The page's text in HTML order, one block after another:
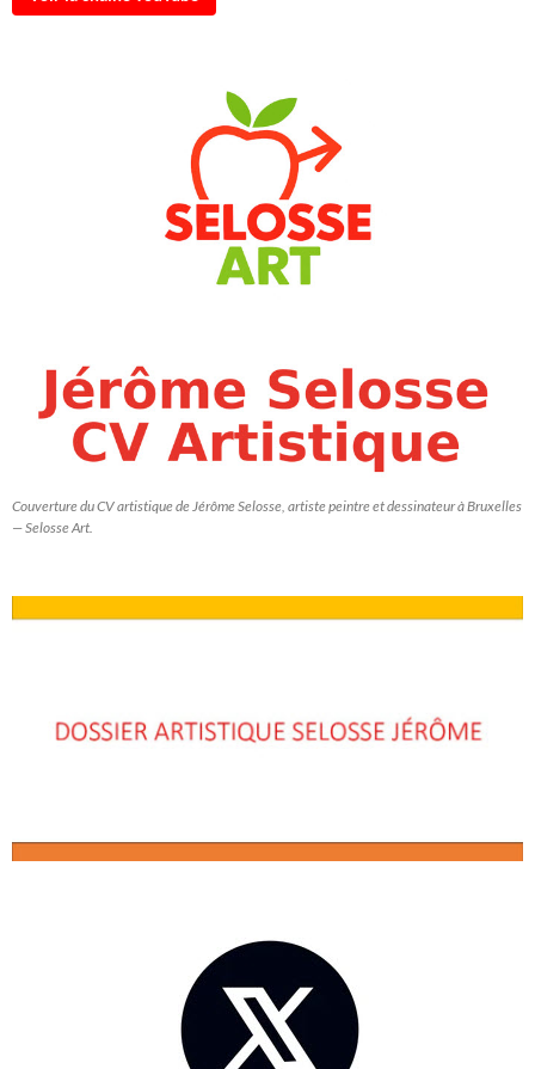
Couverture du CV artistique de Jérôme Selosse, artiste peintre et dessinateur à Bruxelles
— Selosse Art.